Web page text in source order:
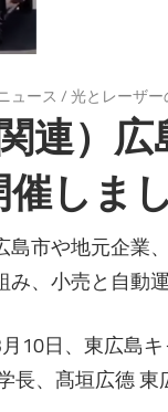
ュース /光とレーザ
関連）
催しま
市や地元企業
み、小売と自動
10日、東広島
長、髙垣広德 東